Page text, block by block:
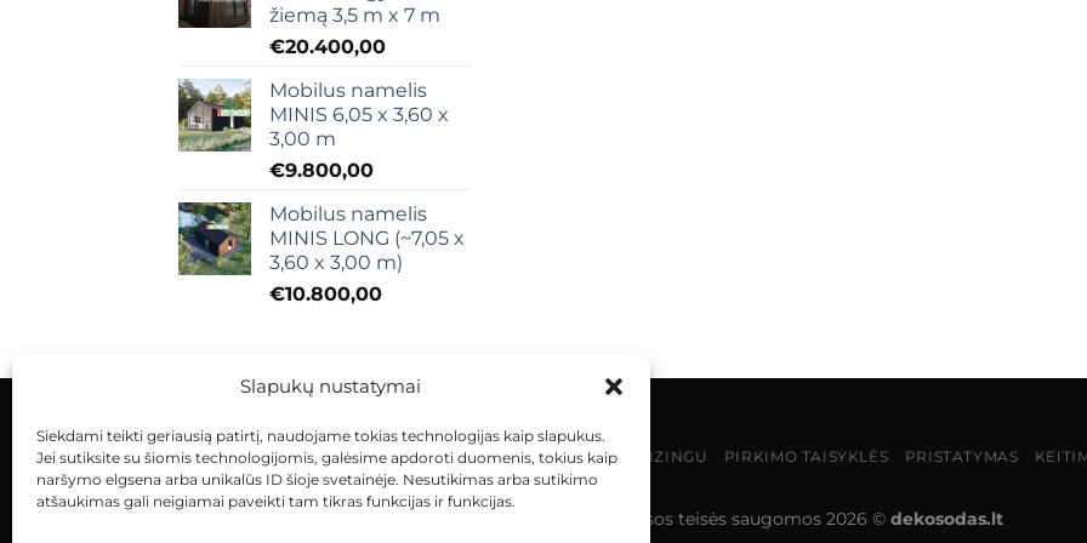
Slapukų nustatymai
Siekdami teikti geriausią patirtį, naudojame tokias technologijas kaip slapukus.
Jei sutiksite su šiomis technologijomis, galėsime apdoroti duomenis, tokius kaip
naršymo elgsena arba unikalūs ID šioje svetainėje. Nesutikimas arba sutikimo
atšaukimas gali neigiamai paveikti tam tikras funkcijas ir funkcijas.
žiemą 3,5 m x 7 m
€20.400,00
Mobilus namelis
MINIS 6,05 x 3,60 x
3,00 m
€9.800,00
Mobilus namelis
MINIS LONG (~7,05 x
3,60 x 3,00 m)
€10.800,00
KONTAKTAI INDIVIDUALŪS PROJEKTAI MOKĖJIMAS LIZINGU PIRKIMO TAISYKLĖS PRISTATYMAS
Visos teisės saugomos 2026 © dekosodas.lt